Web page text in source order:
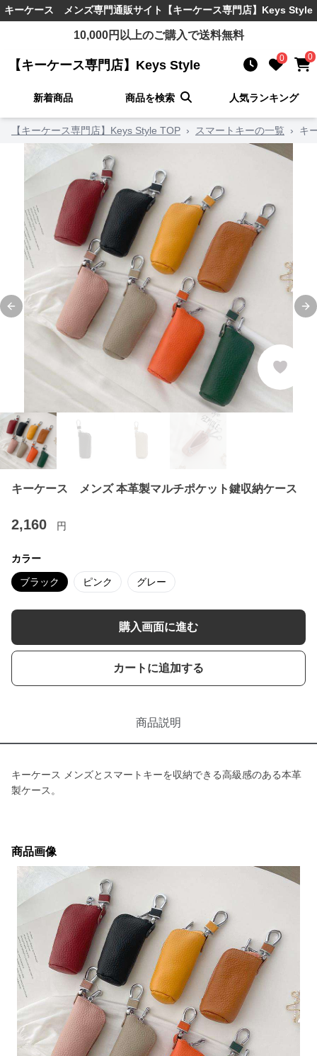
キーケース メンズ専門通販サイト 【キーケース専門店】Keys Style
10,000円以上のご購入で送料無料
【キーケース専門店】Keys Style 0 0
新着商品 商品を検索 人気ランキング
【キーケース専門店】Keys Style TOP › スマートキーの一覧 › キ
Previous slide
キーケース メンズ 本革製マルチポケット鍵収納ケース
2,160 円
カラー
ブラック ピンク グレー
購入画面に進む
カートに追加する
商品説明
キーケース メンズとスマートキーを収納できる高級感のある本革
製ケース。
商品画像